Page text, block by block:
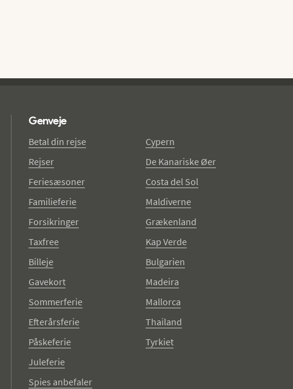
Genveje
Betal din rejse
Rejser
Feriesæsoner
Familieferie
Forsikringer
Taxfree
Billeje
Gavekort
Sommerferie
Efterårsferie
Påskeferie
Juleferie
Spies anbefaler
Cypern
De Kanariske Øer
Costa del Sol
Maldiverne
Grækenland
Kap Verde
Bulgarien
Madeira
Mallorca
Thailand
Tyrkiet